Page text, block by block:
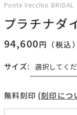
Ponte Vecchio BRIDAL
プラチナダ
94,600円（税込
サイズ:
無料刻印 (刻印につ